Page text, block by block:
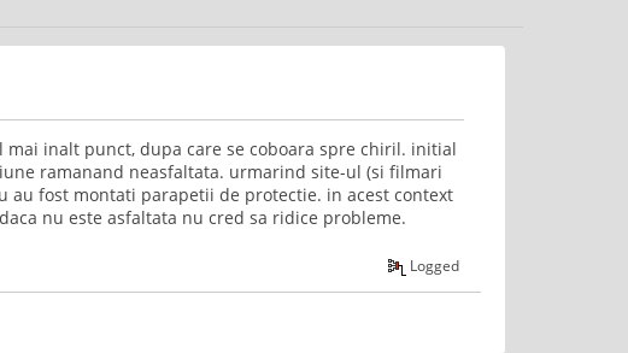
inalt punct, dupa care se coboara spre chiril. initial
ramanand neasfaltata. urmarind site-ul (si filmari
au fost montati parapetii de protectie. in acest context
nu este asfaltata nu cred sa ridice probleme.
Logged